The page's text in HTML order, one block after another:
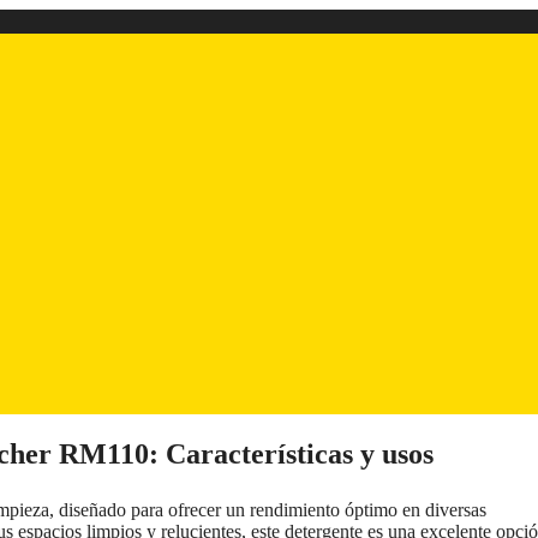
RM110: Características y usos
diseñado para ofrecer un rendimiento óptimo en diversas
espacios limpios y relucientes, este detergente es una excelente